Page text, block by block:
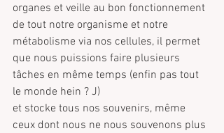
organes et veille au bon fonctionnement
de tout notre organisme et notre
métabolisme via nos cellules, il permet
que nous puissions faire plusieurs
tâches en même temps (enfin pas tout
le monde hein ? J)
et stocke tous nos souvenirs, même
ceux dont nous ne nous souvenons plus